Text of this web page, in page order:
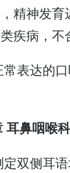
精神发育
疾病，不
常表达的
耳鼻咽喉科
定双侧耳